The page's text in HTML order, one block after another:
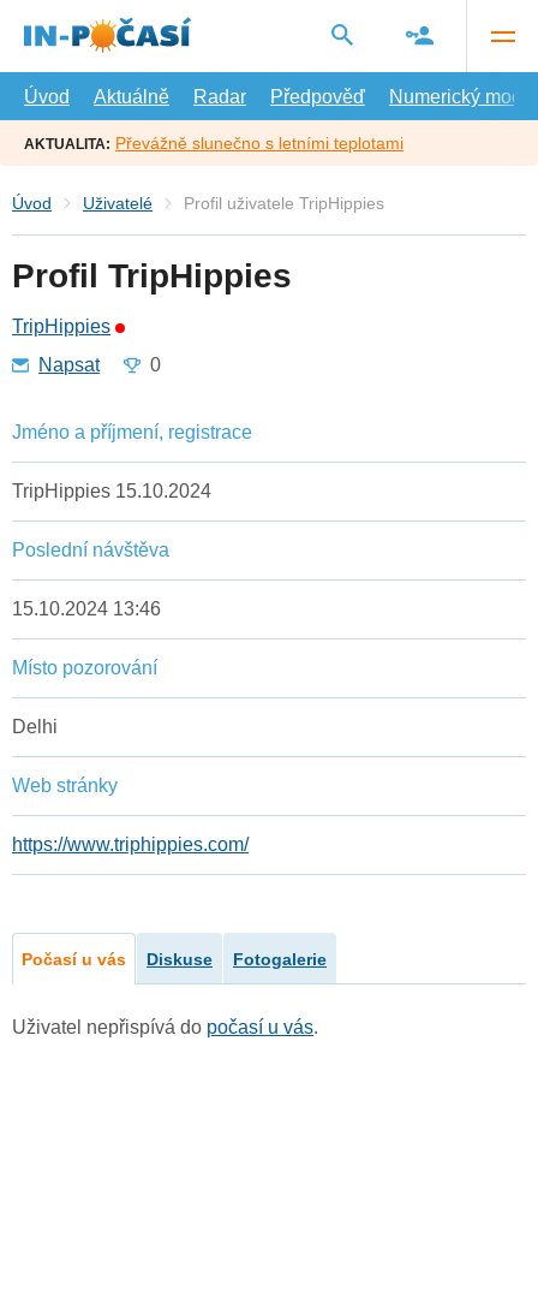
hlavní
Úvod
Aktuálně Radar Předpověď Numerický model
AKTUALITA: Převážně slunečno s letními teplotami
Úvod Uživatelé Profil uživatele TripHippies
Profil TripHippies
TripHippies
Napsat
0
Jméno a příjmení, registrace
TripHippies 15.10.2024
Poslední návštěva
15.10.2024 13:46
Místo pozorování
Delhi
Web stránky
https://www.triphippies.com/
Počasí u vás Diskuse Fotogalerie
Uživatel nepřispívá do počasí u vás.